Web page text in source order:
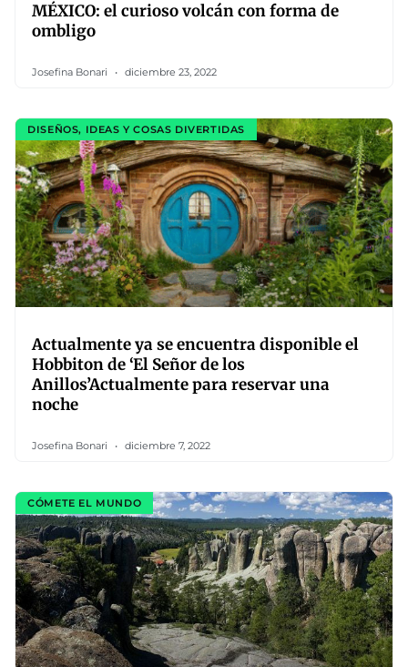
MÉXICO: el curioso volcán con forma de
ombligo
Josefina Bonari diciembre 23, 2022
DISEÑOS, IDEAS Y COSAS DIVERTIDAS
Actualmente ya se encuentra disponible el
Hobbiton de ‘El Señor de los
Anillos’Actualmente para reservar una
noche
Josefina Bonari diciembre 7, 2022
CÓMETE EL MUNDO